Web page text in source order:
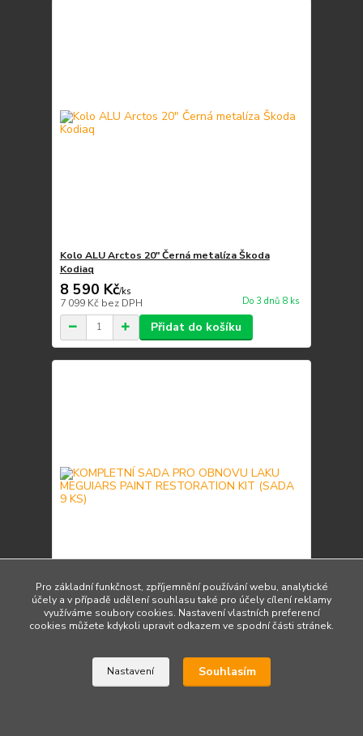
Kolo ALU Arctos 20" Černá metalíza Škoda
Kodiaq
8 590 Kč/ks
7 099 Kč bez DPH Do 3 dnů 8 ks
Přidat do košíku
KOMPLETNÍ SADA PRO OBNOVU LAKU
MEGUIARS PAINT RESTORATION KIT (SADA 9 KS)
bez DPH Do 3 dnů
Přidat do košíku
Pro základní funkčnost, zpříjemnění používání webu, analytické
účely a v případě udělení souhlasu také pro účely cílení reklamy
využíváme soubory cookies. Nastavení vlastních preferencí
cookies můžete kdykoli upravit odkazem ve spodní části stránek.
Nastavení Souhlasím